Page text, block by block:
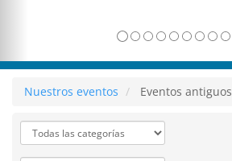
Nuestros eventos Eventos antiguos